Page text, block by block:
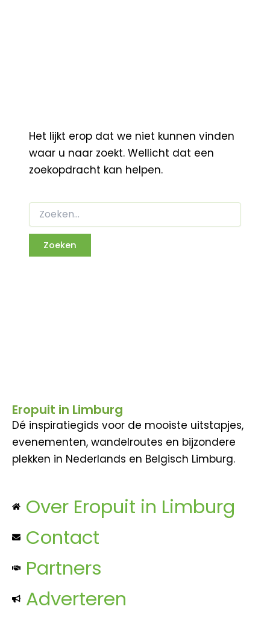
Het lijkt erop dat we niet kunnen vinden
waar u naar zoekt. Wellicht dat een
zoekopdracht kan helpen.
Eropuit in Limburg
Dé inspiratiegids voor de mooiste uitstapjes,
evenementen, wandelroutes en bijzondere
plekken in Nederlands en Belgisch Limburg.
Over Eropuit in Limburg
Contact
Partners
Adverteren